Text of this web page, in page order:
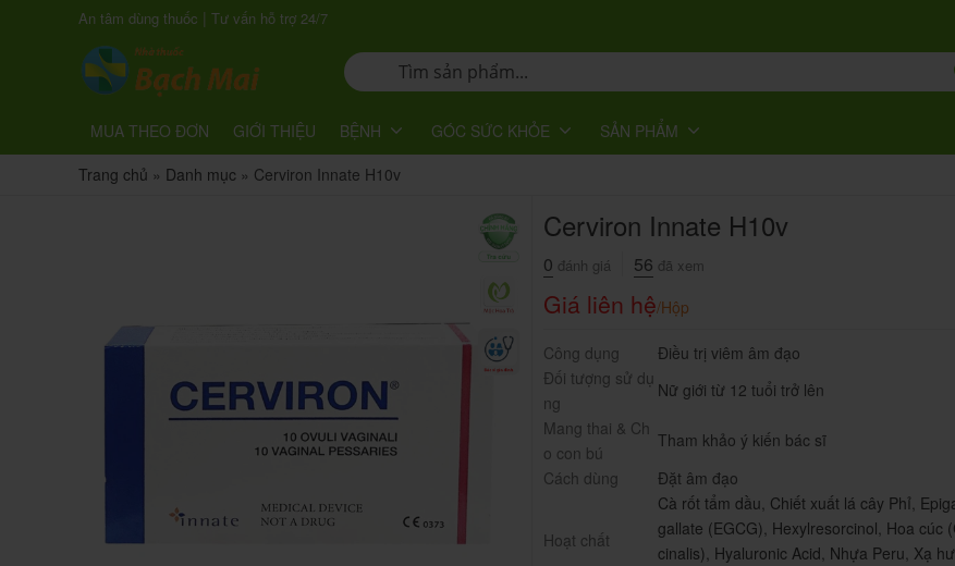
An tâm dùng thuốc | Tư vấn hỗ trợ 24/7
MUA THEO ĐƠN GIỚI THIỆU BỆNH GÓC SỨC KHỎE
SẢN PHẨM
Trang chủ » Danh mục » Cerviron Innate H10v
Cerviron Innate H10v
0 đánh giá 56 đã xem
Giá liên hệ/Hộp
Công dụng
Điều trị viêm âm đạo
Đối tượng sử dụ
ng
Nữ giới từ 12 tuổi trở lên
Mang thai & Ch
o con bú
Tham khảo ý kiến bác sĩ
Cách dùng
Đặt âm đạo
Hoạt chất
Cà rốt tẩm dầu, Chiết xuất lá cây Phỉ,
gallate (EGCG), Hexylresorcinol, Hoa cúc
cinalis), Hyaluronic Acid, Nhựa Peru, Xạ